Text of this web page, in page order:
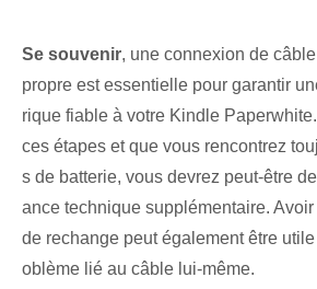
Se souvenir, une connexion de
propre est essentielle pour garantir
rique fiable à votre Kindle
ces étapes et que vous rencontrez
s de batterie, vous devrez peut-être
ance technique supplémentaire.
de rechange peut également être
oblème lié au câble lui-même.